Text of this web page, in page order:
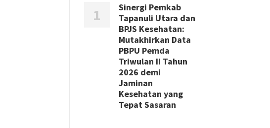
Sinergi Pemkab
Tapanuli Utara dan
BPJS Kesehatan:
Mutakhirkan Data
PBPU Pemda
Triwulan II Tahun
2026 demi
Jaminan
Kesehatan yang
Tepat Sasaran